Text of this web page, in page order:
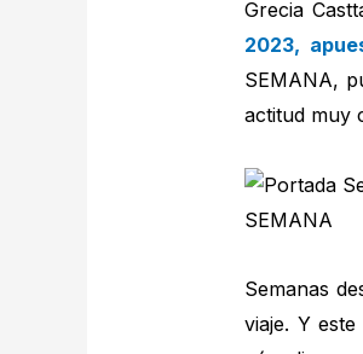
Grecia
2023,
SEMANA,
actitud muy
SEMANA
Semanas
viaje. Y